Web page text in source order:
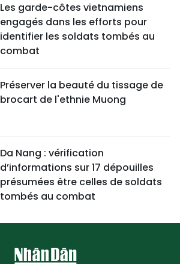
Les garde-côtes vietnamiens
engagés dans les efforts pour
identifier les soldats tombés au
combat
Préserver la beauté du tissage de
brocart de l'ethnie Muong
Da Nang : vérification
d’informations sur 17 dépouilles
présumées être celles de soldats
tombés au combat